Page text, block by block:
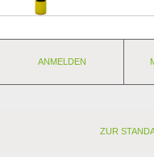
ANMELDEN
ZUR